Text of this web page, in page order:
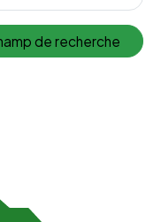
de recherche